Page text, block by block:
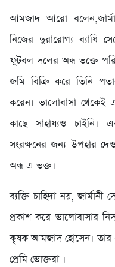
আমজাদ আরো
নিজের দুরারোগ্য ব্যাধি
ফুটবল দলের অন্ধ ভক্তে
জমি বিক্রি করে তিনি
করেন। ভালোবাসা
কাছে সাহায্যও চাইনি।
সংরক্ষনের জন্য উপহার
অন্ধ এ ভক্ত।
ব্যক্তি চাহিদা নয়,
প্রকাশ করে ভালোবাসার
কৃষক আমজাদ হোসেন। তার
প্রেমি ভোক্তরা ।